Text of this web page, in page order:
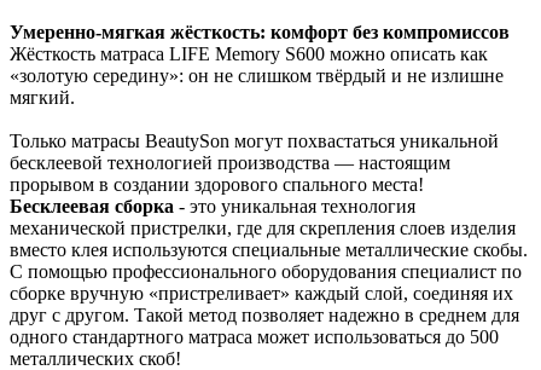
Умеренно‑мягкая жёсткость: комфорт без компромиссов
Жёсткость матраса LIFE Memory S600 можно описать как
«золотую середину»: он не слишком твёрдый и не излишне
мягкий.
Только матрасы BeautySon могут похвастаться уникальной
бесклеевой технологией производства — настоящим
прорывом в создании здорового спального места!
Бесклеевая сборка - это уникальная технология
механической пристрелки, где для скрепления слоев изделия
вместо клея используются специальные металлические скобы.
С помощью профессионального оборудования специалист по
сборке вручную «пристреливает» каждый слой, соединяя их
друг с другом. Такой метод позволяет надежно в среднем для
одного стандартного матраса может использоваться до 500
металлических скоб!